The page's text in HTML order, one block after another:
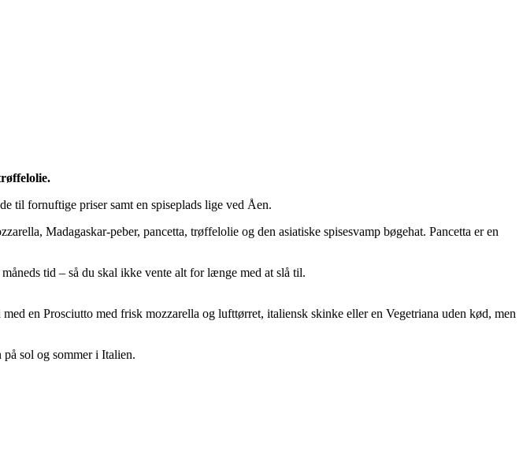
til fornuftige priser samt en spiseplads lige ved Åen.
Madagaskar-peber, pancetta, trøffelolie og den asiatiske spisesvamp bøgehat. Pancetta er en
tid – så du skal ikke vente alt for længe med at slå til.
en Prosciutto med frisk mozzarella og lufttørret, italiensk skinke eller en Vegetriana uden kød, men
på sol og sommer i Italien.